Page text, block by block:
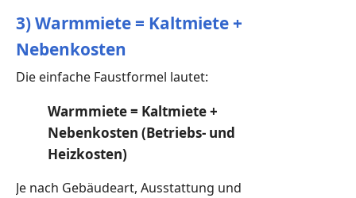
3) Warmmiete = Kaltmiete +
Nebenkosten
Die einfache Faustformel lautet:
Warmmiete = Kaltmiete +
Nebenkosten (Betriebs- und
Heizkosten)
Je nach Gebäudeart, Ausstattung und